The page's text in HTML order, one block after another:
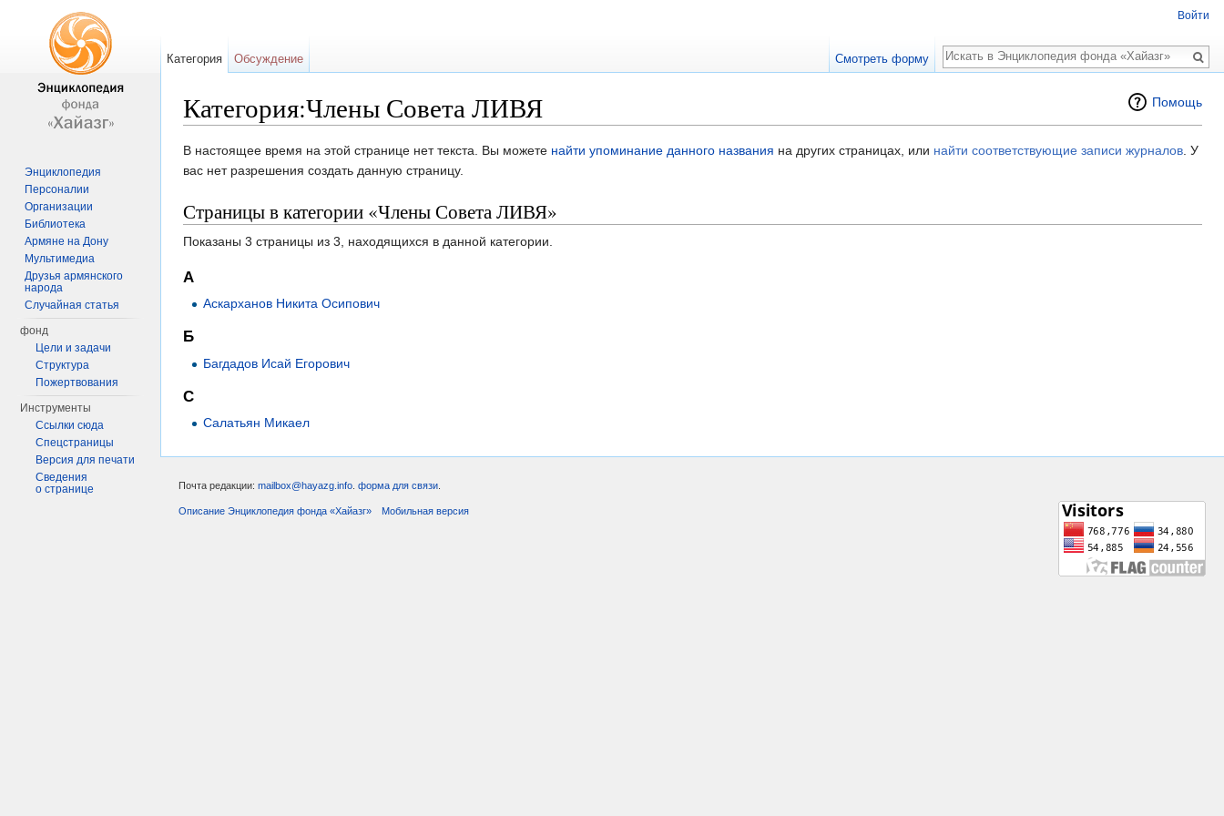
Помощь
Категория:Члены Совета ЛИВЯ
В настоящее время на этой странице нет текста. Вы можете найти упоминание данного названия на других страницах, или найти соответствующие записи журналов. У
вас нет разрешения создать данную страницу.
Страницы в категории «Члены Совета ЛИВЯ»
Показаны 3 страницы из 3, находящихся в данной категории.
А
Аскарханов Никита Осипович
Б
Багдадов Исай Егорович
С
Салатьян Микаел
Войти
Категория Обсуждение Смотреть форму
Поиск
Энциклопедия
Персоналии
Организации
Библиотека
Армяне на Дону
Мультимедиа
Друзья армянского
народа
Случайная статья
фонд
Цели и задачи
Структура
Пожертвования
Инструменты
Ссылки сюда
Спецстраницы
Версия для печати
Сведения
о странице
Почта редакции: mailbox@hayazg.info форма для связи
Описание Энциклопедия фонда «Хайазг» Мобильная версия